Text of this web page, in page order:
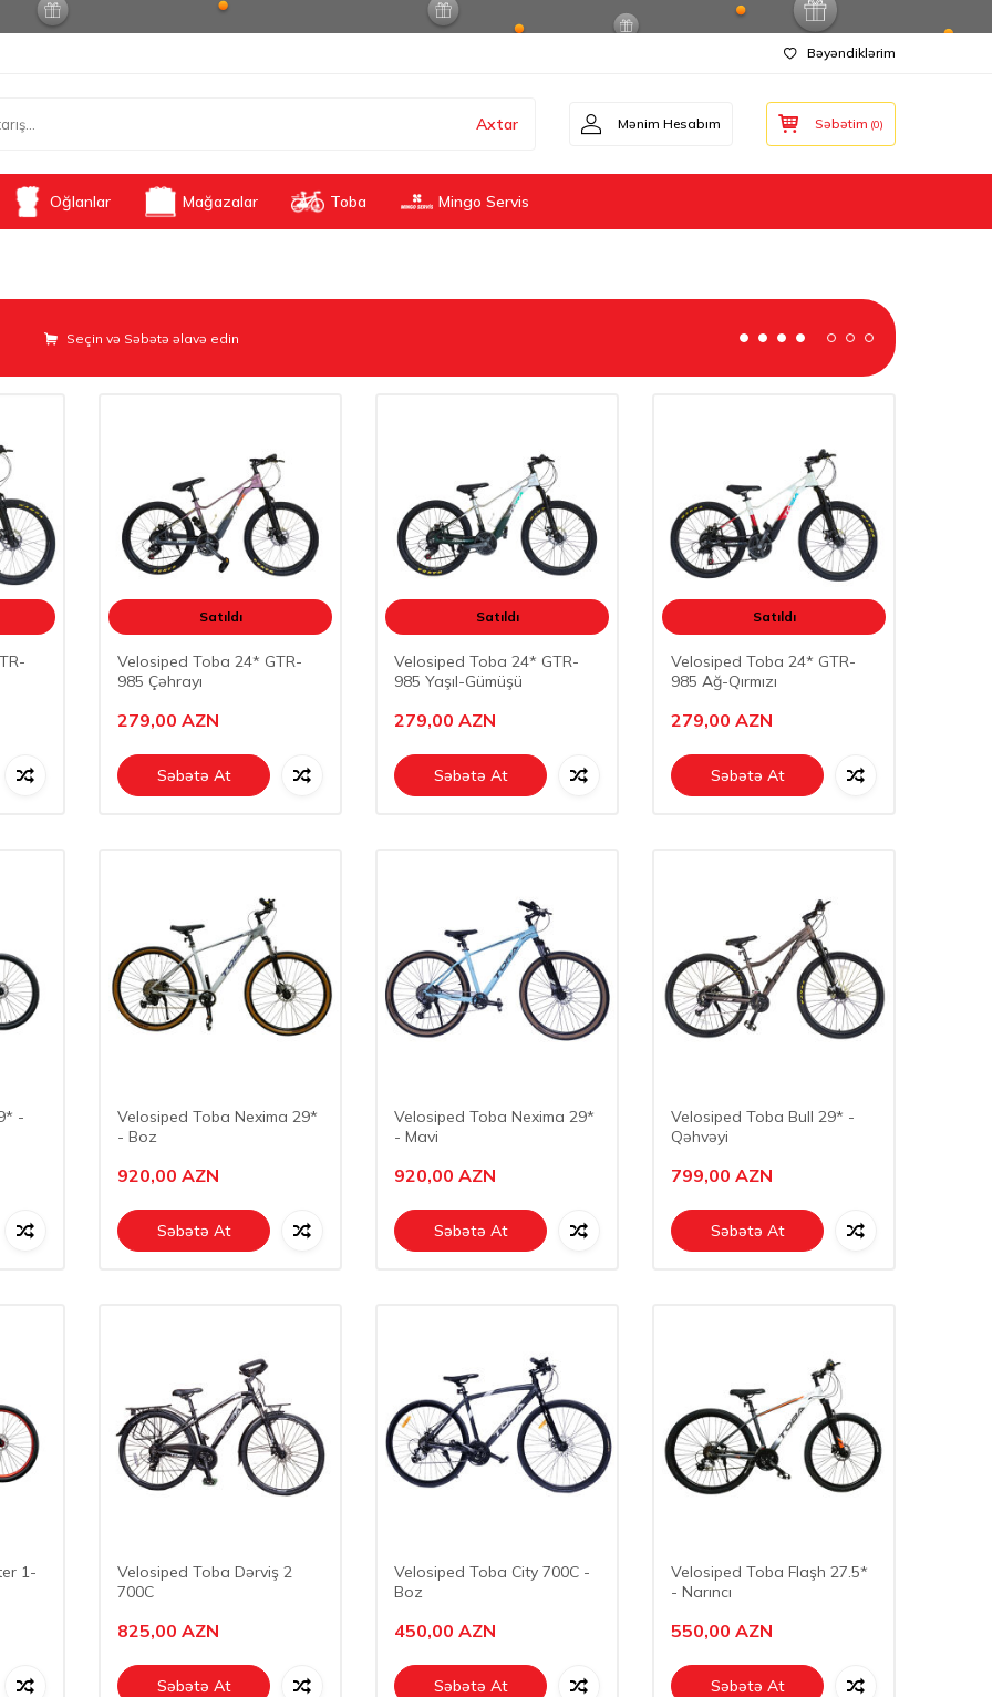
Bəyəndiklərim
Axtar Mənim Hesabım Səbətim (0)
Oğlanlar Mağazalar Toba Mingo Servis
Seçin və Səbətə əlavə edin
Satıldı
Velosiped Toba 24* GTR-
985 Çəhrayı
279,00 AZN
Səbətə At
Satıldı
Velosiped Toba 24* GTR-
985 Yaşıl-Gümüşü
279,00 AZN
Səbətə At
Satıldı
Velosiped Toba 24* GTR-
985 Ağ-Qırmızı
279,00 AZN
Səbətə At
-
Velosiped Toba Nexima 29*
- Boz
920,00 AZN
Səbətə At
Velosiped Toba Nexima 29*
- Mavi
920,00 AZN
Səbətə At
Velosiped Toba Bull 29* -
Qəhvəyi
799,00 AZN
Səbətə At
1-
Velosiped Toba Dərviş 2
700C
825,00 AZN
Səbətə At
Velosiped Toba City 700C -
Boz
450,00 AZN
Səbətə At
Velosiped Toba Flaşh 27.5*
- Narıncı
550,00 AZN
Səbətə At